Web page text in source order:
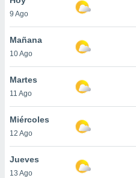
en
más
nuestra
de
9 Ago
Mañana
10 Ago
Martes
11 Ago
Miércoles
12 Ago
Jueves
13 Ago